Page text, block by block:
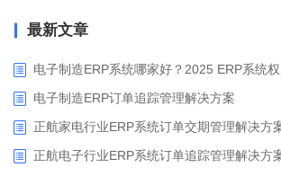
最新文章
电子制造ERP系统哪家好？2025 ERP系统
电子制造ERP订单追踪管理解决方案
正航家电行业ERP系统订单交期管理解决方
正航电子行业ERP系统订单追踪管理解决方